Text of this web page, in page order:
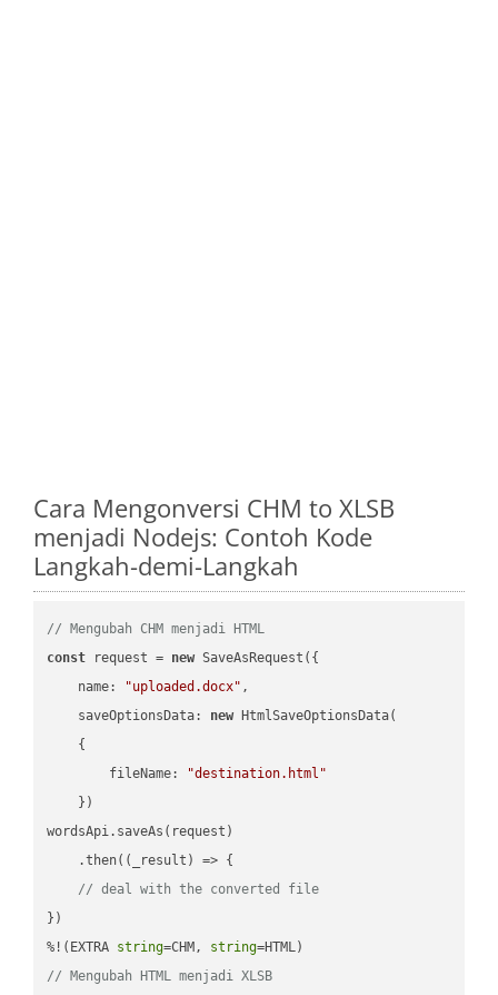
Cara Mengonversi CHM to XLSB
menjadi Nodejs: Contoh Kode
Langkah-demi-Langkah
// Mengubah CHM menjadi HTML
const request = new SaveAsRequest({
name: "uploaded.docx" ,
saveOptionsData: new HtmlSaveOptionsData(
    {
fileName:
"destination.html"
    })
wordsApi.saveAs(request)
    .then(
( _result ) => {
// deal with the converted file
})
%!(EXTRA string=CHM, string
// Mengubah HTML menjadi XLSB